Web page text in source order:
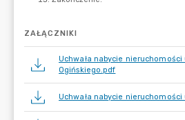
ZAŁĄCZNIKI
Uchwała nabycie nieruchomości
Ogińskiego.pdf
Uchwała nabycie nieruchomości